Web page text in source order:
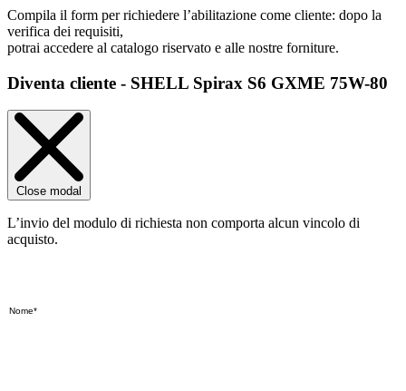
Compila il form per richiedere l’abilitazione come cliente: dopo la
verifica dei requisiti,
potrai accedere al catalogo riservato e alle nostre forniture.
Diventa cliente - SHELL Spirax S6 GXME 75W-80
Close modal
L’invio del modulo di richiesta non comporta alcun vincolo di
acquisto.